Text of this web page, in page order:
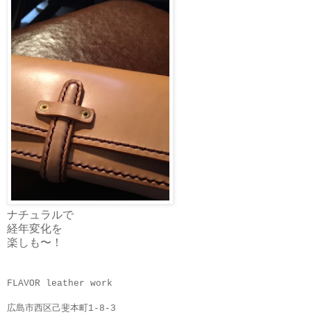
ナチュラルで
経年変化を
楽しも〜！
FLAVOR leather work
広島市西区己斐本町1-8-3